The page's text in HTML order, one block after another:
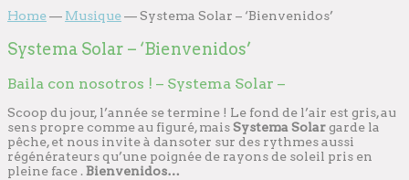
Home— Musique—Systema Solar – ‘Bienvenidos’
Systema Solar – ‘Bienvenidos’
Baila con nosotros ! – Systema Solar –
Scoop du jour, l’année se termine ! Le fond de l’air est gris, au
sens propre comme au figuré, maisSystema Solargarde la
pêche, et nous invite à dansoter sur des rythmes aussi
régénérateurs qu’une poignée de rayons de soleil pris en
pleine face .Bienvenidos…